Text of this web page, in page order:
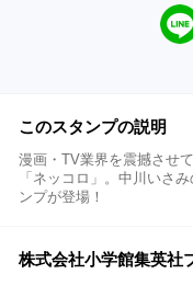
このスタンプの説明
漫画・TV業界を震撼させ
「ネッコロ」。中川いさ
ンプが登場！
株式会社小学館集英社